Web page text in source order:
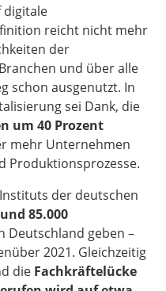
digitale
reicht nicht mehr
der
und über alle
schon ausgenutzt. In
sei Dank, die
um 40 Prozent
mehr Unternehmen
Produktionsprozesse.
der deutschen
85.000
Deutschland geben –
2021. Gleichzeitig
die Fachkräftelücke